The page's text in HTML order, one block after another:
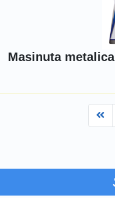
Masinuta